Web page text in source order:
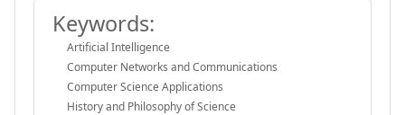
Keywords:
Artificial Intelligence
Computer Networks and Communications
Computer Science Applications
History and Philosophy of Science